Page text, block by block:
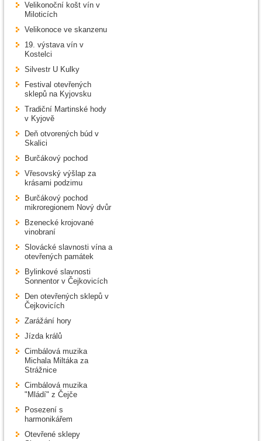
Velikonoční košt vín v
Miloticích
Velikonoce ve skanzenu
19. výstava vín v
Kostelci
Silvestr U Kulky
Festival otevřených
sklepů na Kyjovsku
Tradiční Martinské hody
v Kyjově
Deň otvorených búd v
Skalici
Burčákový pochod
Vřesovský výšlap za
krásami podzimu
Burčákový pochod
mikroregionem Nový dvůr
Bzenecké krojované
vinobraní
Slovácké slavnosti vína a
otevřených památek
Bylinkové slavnosti
Sonnentor v Čejkovicích
Den otevřených sklepů v
Čejkovicích
Zarážání hory
Jízda králů
Cimbálová muzika
Michala Miltáka za
Strážnice
Cimbálová muzika
"Mládí" z Čejče
Posezení s
harmonikářem
Otevřené sklepy